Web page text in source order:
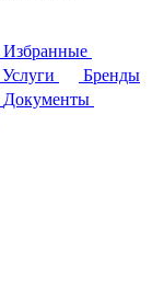
Избранные
Услуги
Бренды
Документы